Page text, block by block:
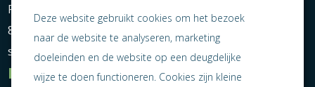
Postbus 464
8600 AL Sneek
secretariaat@ondernemendsneek.nl
Informatie
Deze website gebruikt cookies om het bezoek
naar de website te analyseren, marketing
doeleinden en de website op een deugdelijke
wijze te doen functioneren. Cookies zijn kleine